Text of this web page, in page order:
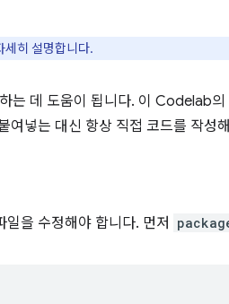
세히 설명합니다.
는 데 도움이 됩니다. 이 Codelab
여넣는 대신 항상 직접 코드를 작성
을 수정해야 합니다. 먼저